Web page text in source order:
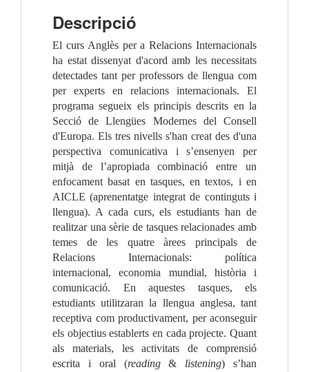
Descripció
El curs Anglès per a Relacions Internacionals
ha estat dissenyat d'acord amb les necessitats
detectades tant per professors de llengua com
per experts en relacions internacionals. El
programa segueix els principis descrits en la
Secció de Llengües Modernes del Consell
d'Europa. Els tres nivells s'han creat des d'una
perspectiva comunicativa i s’ensenyen per
mitjà de l’apropiada combinació entre un
enfocament basat en tasques, en textos, i en
AICLE (aprenentatge integrat de continguts i
llengua). A cada curs, els estudiants han de
realitzar una sèrie de tasques relacionades amb
temes de les quatre àrees principals de
Relacions Internacionals: política
internacional, economia mundial, història i
comunicació. En aquestes tasques, els
estudiants utilitzaran la llengua anglesa, tant
receptiva com productivament, per aconseguir
els objectius establerts en cada projecte. Quant
als materials, les activitats de comprensió
escrita i oral (reading& listening) s’han